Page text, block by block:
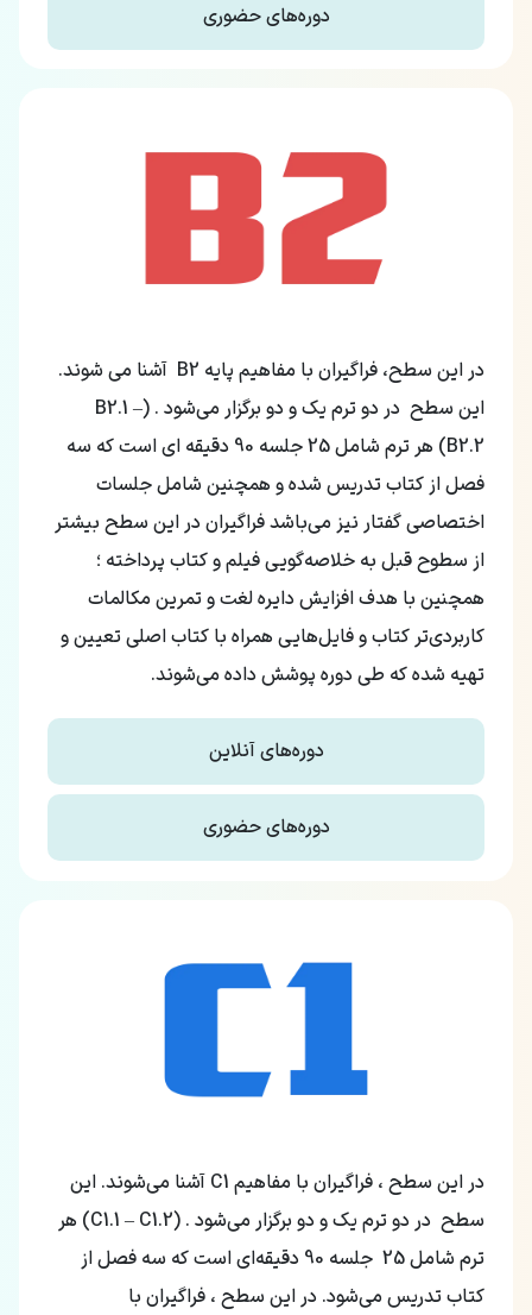
دوره‌های حضوری
در این سطح، فراگیران با مفاهیم پایه B2 آشنا می شوند.
این سطح در دو ترم یک و دو برگزار می‌شود . (B2.1 –
B2.2) هر ترم شامل 25 جلسه 90 دقیقه ای است که سه
فصل از کتاب تدریس شده و همچنین شامل جلسات
اختصاصی گفتار نیز می‌باشد فراگیران در این سطح بیشتر
از سطوح قبل به خلاصه‌گویی فیلم و کتاب پرداخته ؛
همچنین با هدف افزایش دایره لغت و تمرین مکالمات
کاربردی‌تر کتاب و فایل‌هایی همراه با کتاب اصلی تعیین و
تهیه شده که طی دوره پوشش داده می‌شوند.
دوره‌های آنلاین
دوره‌های حضوری
در این سطح ، فراگیران با مفاهیم C1 آشنا می‌شوند. این
سطح در دو ترم یک و دو برگزار می‌شود . (C1.1 – C1.2) هر
ترم شامل 25 جلسه 90 دقیقه‌ای است که سه فصل از
کتاب تدریس می‌شود. در این سطح ، فراگیران با